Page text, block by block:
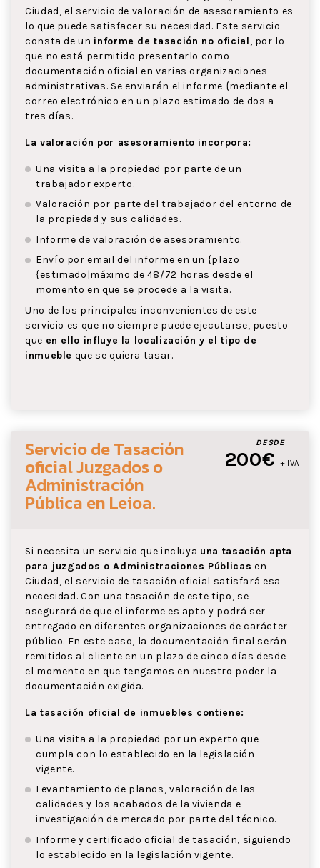
Ciudad, el servicio de valoración de asesoramiento es
lo que puede satisfacer su necesidad. Este servicio
consta de un informe de tasación no oficial, por lo
que no está permitido presentarlo como
documentación oficial en varias organizaciones
administrativas. Se enviarán el informe {mediante el
correo electrónico en un plazo estimado de dos a
tres días.
La valoración por asesoramiento incorpora:
Una visita a la propiedad por parte de un
trabajador experto.
Valoración por parte del trabajador del entorno de
la propiedad y sus calidades.
Informe de valoración de asesoramiento.
Envío por email del informe en un {plazo
{estimado|máximo de 48/72 horas desde el
momento en que se procede a la visita.
Uno de los principales inconvenientes de este
servicio es que no siempre puede ejecutarse, puesto
que en ello influye la localización y el tipo de
inmueble que se quiera tasar.
DESDE
200€ + IVA
Servicio de Tasación
oficial Juzgados o
Administración
Pública en Leioa.
Si necesita un servicio que incluya una tasación apta
para juzgados o Administraciones Públicas en
Ciudad, el servicio de tasación oficial satisfará esa
necesidad. Con una tasación de este tipo, se
asegurará de que el informe es apto y podrá ser
entregado en diferentes organizaciones de carácter
público. En este caso, la documentación final serán
remitidos al cliente en un plazo de cinco días desde
el momento en que tengamos en nuestro poder la
documentación exigida.
La tasación oficial de inmuebles contiene:
Una visita a la propiedad por un experto que
cumpla con lo establecido en la legislación
vigente.
Levantamiento de planos, valoración de las
calidades y los acabados de la vivienda e
investigación de mercado por parte del técnico.
Informe y certificado oficial de tasación, siguiendo
lo establecido en la legislación vigente.